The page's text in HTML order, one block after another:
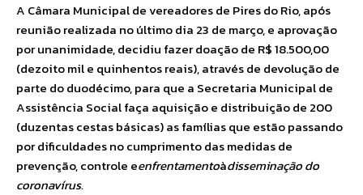
A Câmara Municipal de vereadores de Pires do Rio, após
reunião realizada no último dia 23 de março, e aprovação
por unanimidade, decidiu fazer doação de R$ 18.500,00
(dezoito mil e quinhentos reais), através de devolução de
parte do duodécimo, para que a Secretaria Municipal de
Assistência Social faça aquisição e distribuição de 200
(duzentas cestas básicas) as famílias que estão passando
por dificuldades no cumprimento das medidas de
prevenção, controle eenfrentamentoàdisseminação do
coronavírus.